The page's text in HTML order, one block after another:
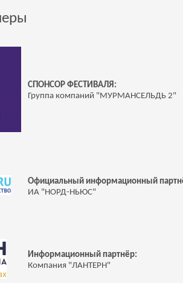
СПОНСОР ФЕСТИВАЛЯ:
Группа компаний "МУРМАНСЕЛЬДЬ 2"
Официальный информационный
ИА "НОРД-НЬЮС"
Информационный партнёр:
Компания "ЛАНТЕРН"